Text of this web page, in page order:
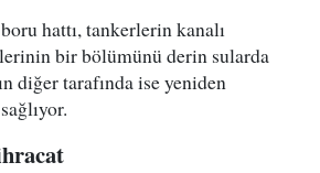
hattı, tankerlerin kanalı
bir bölümünü derin sularda
diğer tarafında ise yeniden